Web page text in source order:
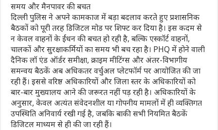
समय और मैनपावर की बचत
दिल्ली पुलिस ने अपने कामकाज में बड़ा बदलाव करते हुए प्रशासनिक
बैठकों को पूरी तरह डिजिटल मोड पर शिफ्ट कर दिया है। इस कदम से
न केवल वाहनों के ईंधन की बचत हो रही है, बल्कि एस्कॉर्ट वाहनों,
चालकों और सुरक्षाकर्मियों का समय भी बच रहा है। PHQ में होने वाली
दैनिक लॉ एंड ऑर्डर समीक्षा, क्राइम मीटिंग्स और अंतर-विभागीय
समन्वय बैठकें अब अधिकतर वर्चुअल प्लेटफॉर्म पर आयोजित की जा
रही हैं। इससे वरिष्ठ अधिकारियों और जिला स्तर के अधिकारियों को
बार-बार मुख्यालय आने की जरूरत नहीं पड़ रही है। अधिकारियों के
अनुसार, केवल अत्यंत संवेदनशील या गोपनीय मामलों में ही व्यक्तिगत
उपस्थिति अनिवार्य रखी गई है, जबकि बाकी सभी नियमित बैठकें
डिजिटल माध्यम से ही की जा रही हैं।